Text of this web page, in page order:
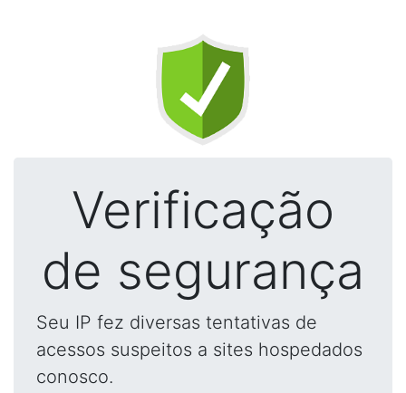
Verificação
de segurança
Seu IP fez diversas tentativas de
acessos suspeitos a sites hospedados
conosco.